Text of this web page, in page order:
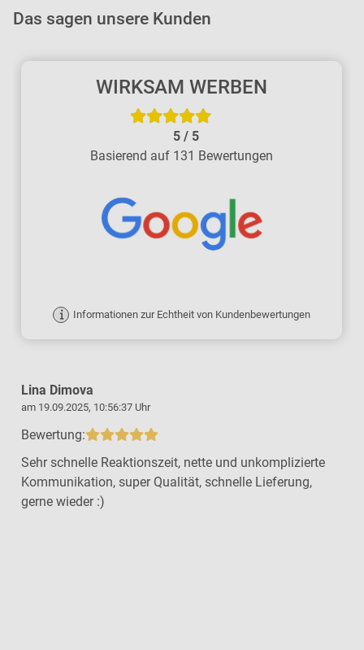
Das sagen unsere Kunden
WIRKSAM WERBEN
5/ 5
Basierend auf 131 Bewertungen
Informationen zur Echtheit von Kundenbewertungen
Lina Dimova
am 19.09.2025, 10:56:37 Uhr
Bewertung:
Sehr schnelle Reaktionszeit, nette und unkomplizierte
Kommunikation, super Qualität, schnelle Lieferung,
gerne wieder :)